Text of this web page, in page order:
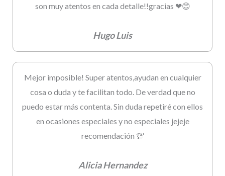
son muy atentos en cada detalle!!gracias ❤😊
Hugo Luis
Mejor imposible! Super atentos,ayudan en cualquier
cosa o duda y te facilitan todo. De verdad que no
puedo estar más contenta. Sin duda repetiré con ellos
en ocasiones especiales y no especiales jejeje
recomendación 💯
Alicia Hernandez